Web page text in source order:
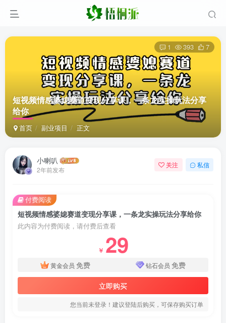
短视频情感婆媳赛道变现分享课，一条龙实操玩法分享
给你
首页 副业项目 正文
1 393 7
小喇叭
2年前发布
关注 私信
短视频情感婆媳赛道变现分享课，一条龙实操玩法分享给你
此内容为付费阅读，请付费后查看
￥ 29
黄金会员 免费 钻石会员 免费
立即购买
您当前未登录！建议登陆后购买，可保存购买订单
付费阅读